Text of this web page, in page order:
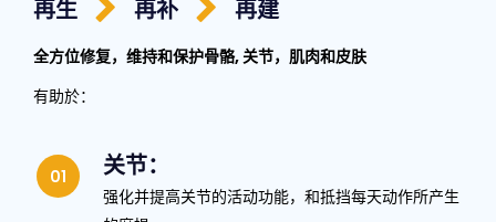
T3独特配方通过
再生
有助於：